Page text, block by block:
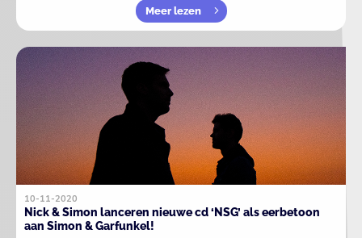
Meer lezen
10-11-2020
Nick & Simon lanceren nieuwe cd ‘NSG’ als eerbetoon
aan Simon & Garfunkel!